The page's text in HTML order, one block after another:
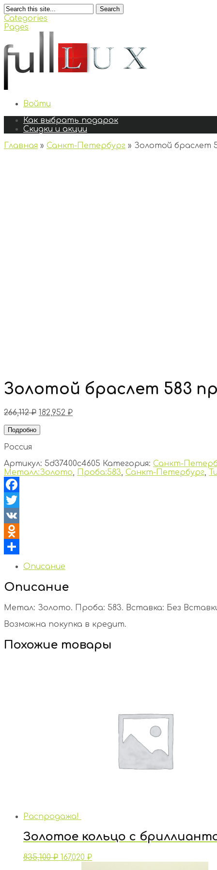
Search
Categories
Pages
Войти
Как выбрать подарок
Скидки и акции
Главная » Санкт-Петербург » Золотой браслет
Золотой браслет 583
266,112₽ 182,952 ₽
Подробно
Россия
Артикул: 5d37400c4605 Категория: Санкт-
Металл:Золото, Проба:583, Санкт-Петербург,
Facebook
Twitter
VK
Odnoklassniki
Отправить
Описание
Описание
Метал: Золото. Проба: 583. Вставка: Без
Возможна покупка в кредит.
Похожие товары
Распродажа!
Золотое кольцо с
835,100₽ 167,020 ₽